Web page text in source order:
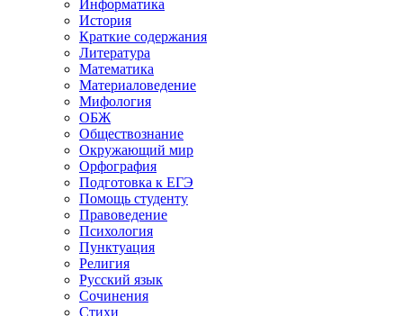
Информатика
История
Краткие содержания
Литература
Математика
Материаловедение
Мифология
ОБЖ
Обществознание
Окружающий мир
Орфография
Подготовка к ЕГЭ
Помощь студенту
Правоведение
Психология
Пунктуация
Религия
Русский язык
Сочинения
Стихи